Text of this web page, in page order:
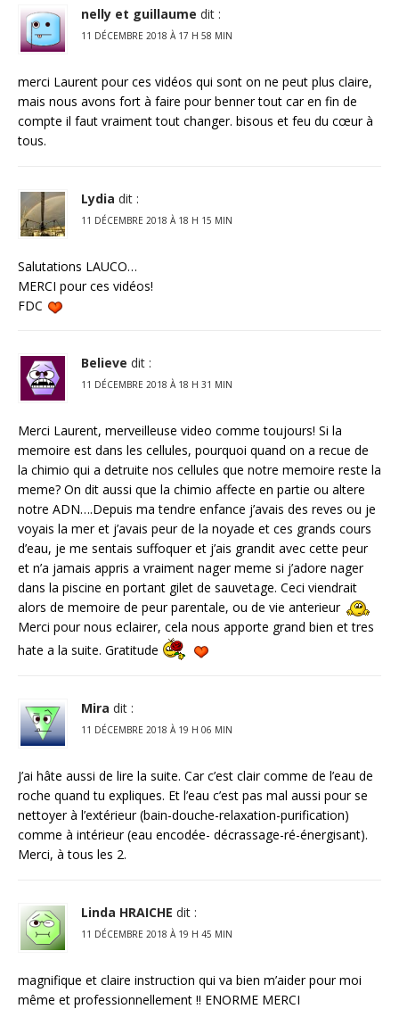
nelly et guillaume dit :
11 DÉCEMBRE 2018 À 17 H 58 MIN
merci Laurent pour ces vidéos qui sont on ne peut plus claire,
mais nous avons fort à faire pour benner tout car en fin de
compte il faut vraiment tout changer. bisous et feu du cœur à
tous.
Lydia dit :
11 DÉCEMBRE 2018 À 18 H 15 MIN
Salutations LAUCO…
MERCI pour ces vidéos!
FDC
Believe dit :
11 DÉCEMBRE 2018 À 18 H 31 MIN
Merci Laurent, merveilleuse video comme toujours! Si la
memoire est dans les cellules, pourquoi quand on a recue de
la chimio qui a detruite nos cellules que notre memoire reste la
meme? On dit aussi que la chimio affecte en partie ou altere
notre ADN….Depuis ma tendre enfance j’avais des reves ou je
voyais la mer et j’avais peur de la noyade et ces grands cours
d’eau, je me sentais suffoquer et j’ais grandit avec cette peur
et n’a jamais appris a vraiment nager meme si j’adore nager
dans la piscine en portant gilet de sauvetage. Ceci viendrait
alors de memoire de peur parentale, ou de vie anterieur
Merci pour nous eclairer, cela nous apporte grand bien et tres
hate a la suite. Gratitude
Mira dit :
11 DÉCEMBRE 2018 À 19 H 06 MIN
J’ai hâte aussi de lire la suite. Car c’est clair comme de l’eau de
roche quand tu expliques. Et l’eau c’est pas mal aussi pour se
nettoyer à l’extérieur (bain-douche-relaxation-purification)
comme à intérieur (eau encodée- décrassage-ré-énergisant).
Merci, à tous les 2.
Linda HRAICHE dit :
11 DÉCEMBRE 2018 À 19 H 45 MIN
magnifique et claire instruction qui va bien m’aider pour moi
même et professionnellement !! ENORME MERCI